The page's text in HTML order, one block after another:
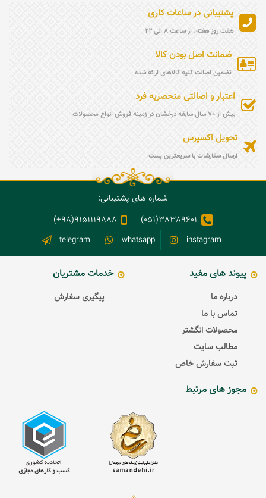
پشتیبانی در ساعات کاری
هفت روز هفته، از ساعت 8 الی 22
ضمانت اصل بودن کالا
تضمین اصالت کلیه کالاهای ارائه شده
اعتبار و اصالتی منحصربه فرد
بیش از 70 سال سابقه درخشان در زمینه فروش انواع محصولات
تحویل اکسپرس
ارسال سفارشات با سریعترین پست
شماره های پشتیبانی:
38389601(051)
9151119888(98+)
instagram
whatsapp
telegram
پیوند های مفید
درباره ما
تماس با ما
محصولات انگشتر
مطالب سایت
ثبت سفارش خاص
خدمات مشتریان
پیگیری سفارش
مجوز های مرتبط